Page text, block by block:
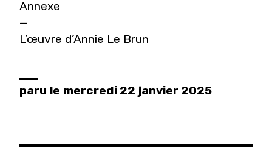
Annexe
—
L’œuvre d’Annie Le Brun
paru le mercredi 22 janvier 2025